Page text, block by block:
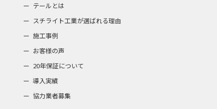
テールとは
スチライト工業が選ばれる理由
施工事例
お客様の声
20年保証について
導入実績
協力業者募集